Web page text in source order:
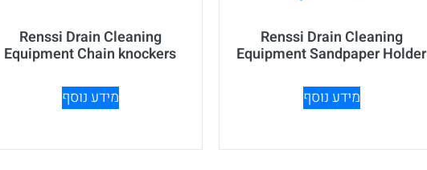
Renssi Drain Cleaning
Equipment Sandpaper Holder
מידע נוסף
Renssi Drain Cleaning
Equipment Chain knockers
מידע נוסף